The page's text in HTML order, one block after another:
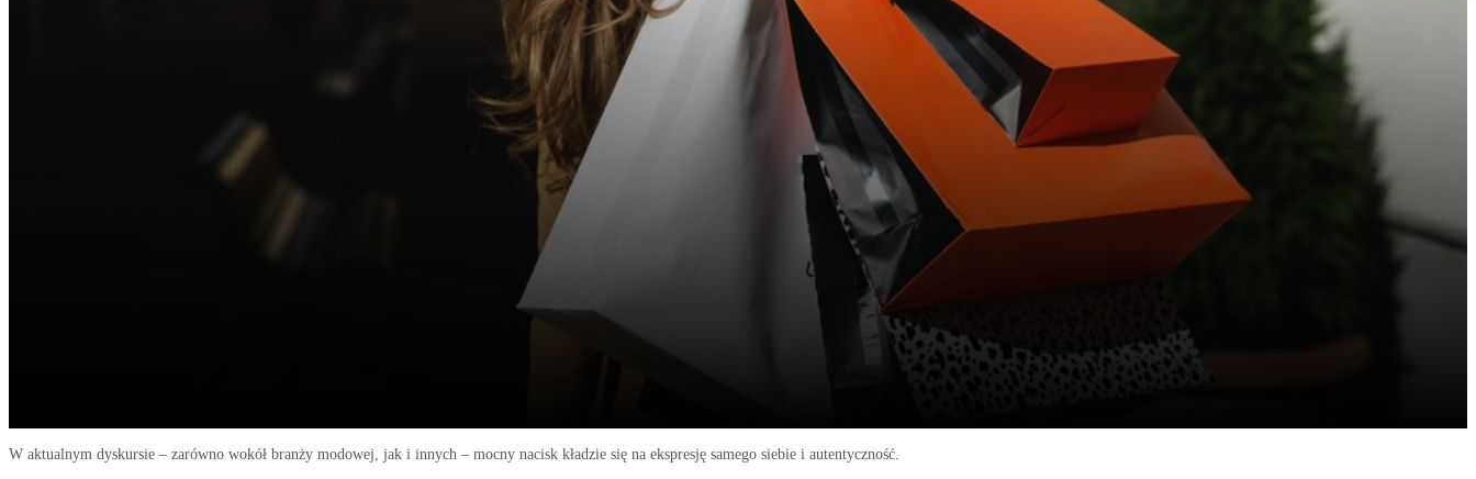
W aktualnym dyskursie – zarówno wokół branży modowej, jak i innych – mocny nacisk kładzie się na ekspresję samego siebie i autentyczność.